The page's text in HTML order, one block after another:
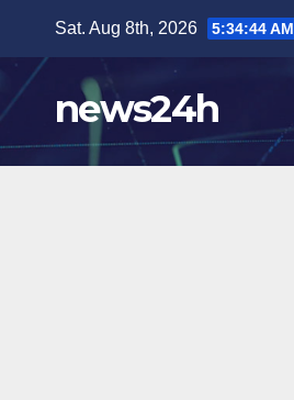
content
Sat. Aug 8th, 2026 5:34:45 AM
news24h